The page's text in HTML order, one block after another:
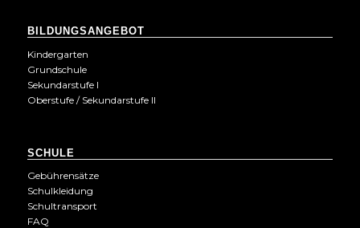
BILDUNGSANGEBOT
Kindergarten
Grundschule
Sekundarstufe I
Oberstufe / Sekundarstufe II
SCHULE
Gebührensätze
Schulkleidung
Schultransport
FAQ